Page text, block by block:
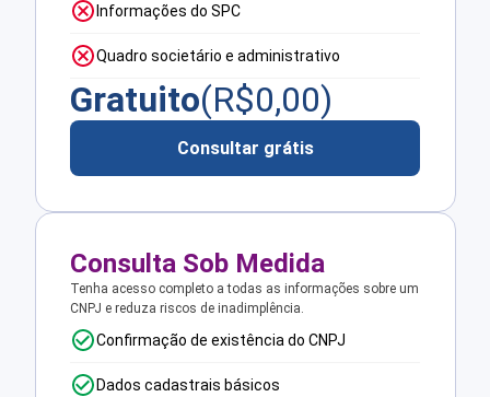
Informações do SPC
Quadro societário e administrativo
Gratuito(R$0,00)
Consultar grátis
Consulta Sob Medida
Tenha acesso completo a todas as informações sobre um
CNPJ e reduza riscos de inadimplência.
Confirmação de existência do CNPJ
Dados cadastrais básicos